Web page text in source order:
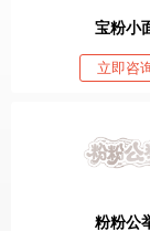
宝粉小
立即咨
粉粉公